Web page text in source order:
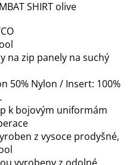
SHIRT olive
na zip panely na suchý
50% Nylon / Insert: 100%
k bojovým uniformám
z vysoce prodyšné,